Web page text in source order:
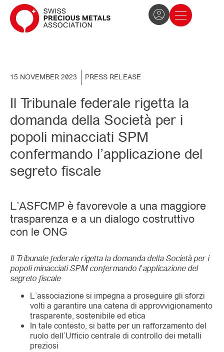
15 NOVEMBER 2023 PRESS RELEASE
Il Tribunale federale rigetta la
domanda della Società per i
popoli minacciati SPM
confermando l’applicazione del
segreto fiscale
L’ASFCMP è favorevole a una maggiore
trasparenza e a un dialogo costruttivo
con le ONG
Il Tribunale federale rigetta la domanda della Società per i
popoli minacciati SPM confermando l’applicazione del
segreto fiscale
L’associazione si impegna a proseguire gli sforzi
volti a garantire una catena di approvvigionamento
trasparente, sostenibile ed etica
In tale contesto, si batte per un rafforzamento del
ruolo dell’Ufficio centrale di controllo dei metalli
preziosi